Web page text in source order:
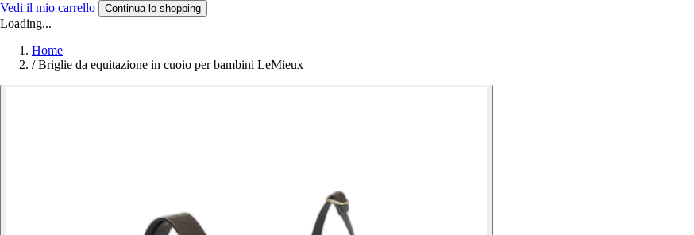
Vedi il mio carrello Continua lo shopping
Loading...
Home
/ Briglie da equitazione in cuoio per bambini LeMieux